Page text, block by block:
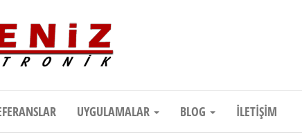
Destek, Kaliteli Hizmet | Çorum Elektronik Firması
UYGULAMALAR BLOG İLETIŞIM